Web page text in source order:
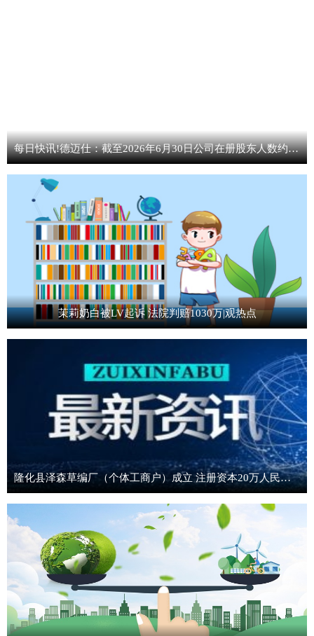
每日快讯!德迈仕：截至2026年6月30日公司在册股东人数约为1.24万人
茉莉奶白被LV起诉 法院判赔1030万|观热点
隆化县泽森草编厂（个体工商户）成立 注册资本20万人民币-精选